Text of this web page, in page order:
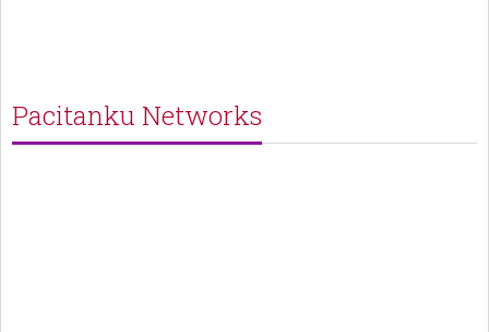
Pacitanku Networks